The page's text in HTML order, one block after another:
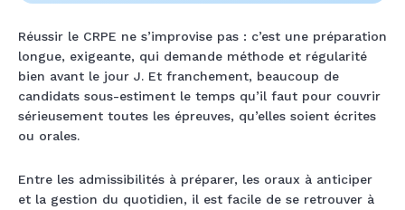
Réussir le CRPE ne s’improvise pas : c’est une préparation
longue, exigeante, qui demande méthode et régularité
bien avant le jour J. Et franchement, beaucoup de
candidats sous-estiment le temps qu’il faut pour couvrir
sérieusement toutes les épreuves, qu’elles soient écrites
ou orales.
Entre les admissibilités à préparer, les oraux à anticiper
et la gestion du quotidien, il est facile de se retrouver à